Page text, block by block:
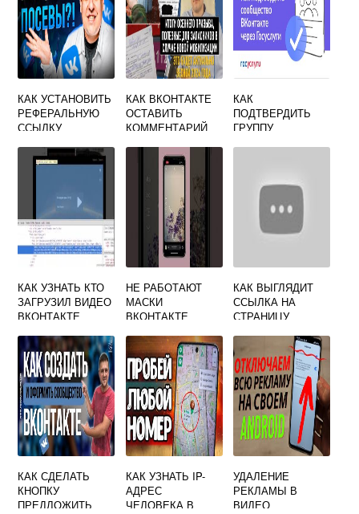
КАК УСТАНОВИТЬ
РЕФЕРАЛЬНУЮ
ССЫЛКУ
КАК ВКОНТАКТЕ
ОСТАВИТЬ
КОММЕНТАРИЙ
КАК
ПОДТВЕРДИТЬ
ГРУППУ
КАК УЗНАТЬ КТО
ЗАГРУЗИЛ ВИДЕО
ВКОНТАКТЕ
НЕ РАБОТАЮТ
МАСКИ
ВКОНТАКТЕ
КАК ВЫГЛЯДИТ
ССЫЛКА НА
СТРАНИЦУ
КАК СДЕЛАТЬ
КНОПКУ
ПРЕДЛОЖИТЬ
КАК УЗНАТЬ IP-
АДРЕС
ЧЕЛОВЕКА В
УДАЛЕНИЕ
РЕКЛАМЫ В
ВИДЕО